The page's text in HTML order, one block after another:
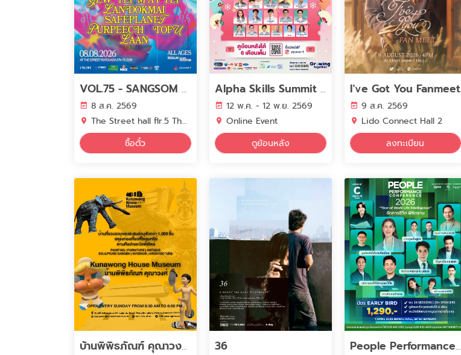
VOL.75 - SANGSOM PRESENTS VOLUME PHASE 7 - DEPT X YEW X YEP MAY YEP X LANDOKMAI X Safeplanet X PURPEECH X TOFU
8 ส.ค. 2569
The Street hall flr.5 The Street Ratchada
ซื้อตั๋ว
Alpha Skills Summit & Expo 2026
12 พ.ค. - 12 พ.ย. 2569
Online Event
ดูย้อนหลัง
I've Got You Fanmeet
9 ส.ค. 2569
Lido Connect Hall 2
ลงทะเบียน
บ้านพิพิธภัณฑ์ คุณาวงศ์ Kunawong House Museum
36
People Performance Conference (PPC2026) - YEAR OF WORK LIFE INTELLIGENCE